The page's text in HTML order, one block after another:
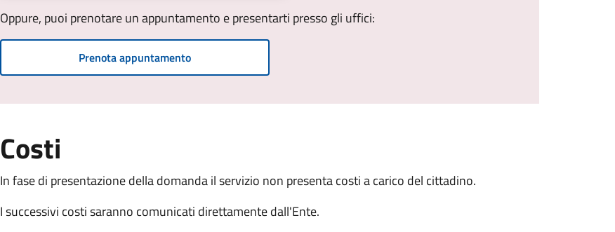
Oppure, puoi prenotare un appuntamento e presentarti presso gli uffici:
Prenota appuntamento
Costi
In fase di presentazione della domanda il servizio non presenta costi a carico del cittadino.
I successivi costi saranno comunicati direttamente dall'Ente.